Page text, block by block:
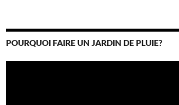
POURQUOI FAIRE UN JARDIN DE PLUIE?